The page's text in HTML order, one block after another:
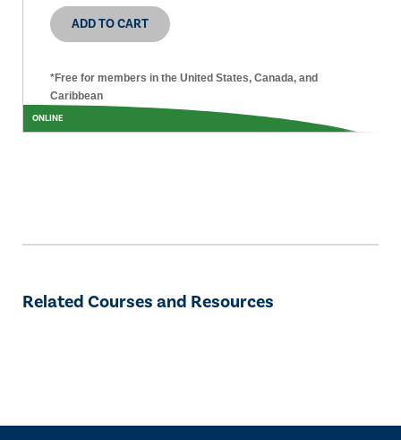
ONLINE
ADD TO CART
*Free for members in the United States, Canada, and
Caribbean
Related Courses and Resources